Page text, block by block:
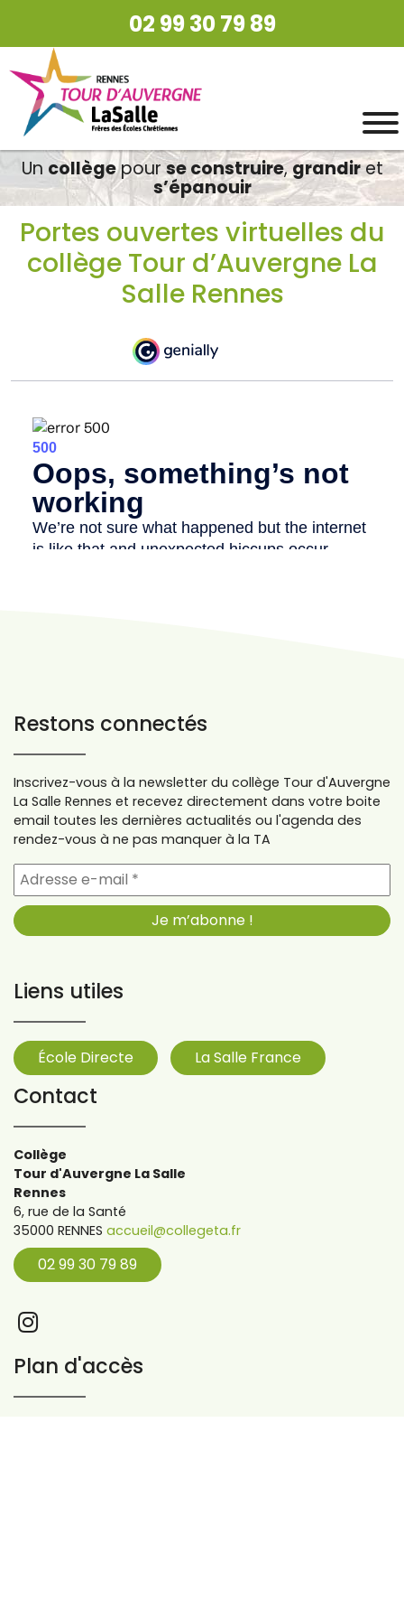
02 99 30 79 89
Un collègepourse construire,grandiret
s’épanouir
Portes ouvertes virtuelles du
collège Tour d’Auvergne La
Salle Rennes
Restons connectés
Inscrivez-vous à la newsletter du collège Tour d'Auvergne
La Salle Rennes et recevez directement dans votre boite
email toutes les dernières actualités ou l'agenda des
rendez-vous à ne pas manquer à la TA
Liens utiles
École Directe La Salle France
Contact
Collège
Tour d'Auvergne La Salle
Rennes
6, rue de la Santé
35000 RENNES accueil@collegeta.fr
02 99 30 79 89
Plan d'accès